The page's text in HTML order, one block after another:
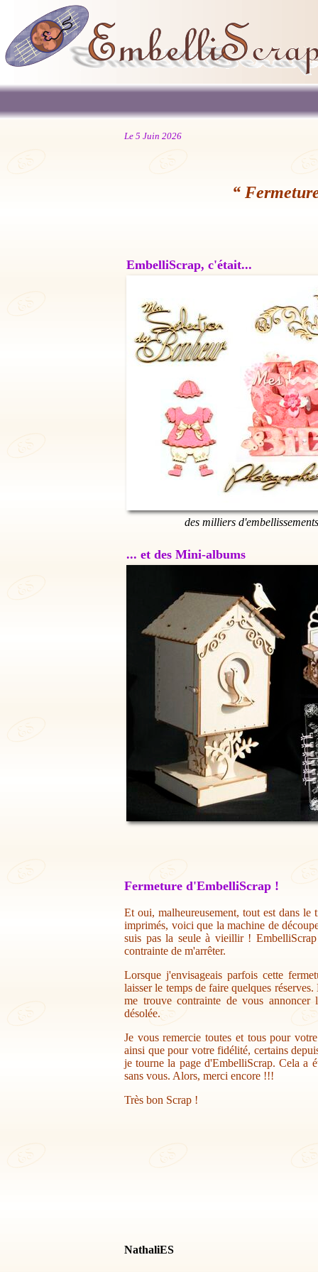
Le 5 Juin 2026
“
EmbelliScrap, c'était...
des milliers
... et des Mini-albums
Fermeture d'EmbelliScrap !
Et oui, malheureusement, tout est dans
imprimés, voici que la machine de
suis pas la seule à vieillir !
contrainte de m'arrêter.
Lorsque j'envisageais parfois cette
laisser le temps de faire quelques
me trouve contrainte de vous annoncer
désolée.
Je vous remercie toutes et tous pour
ainsi que pour votre fidélité, certains
je tourne la page d'EmbelliScrap. Cela a
sans vous. Alors, merci encore !!!
Très bon Scrap !
NathaliES